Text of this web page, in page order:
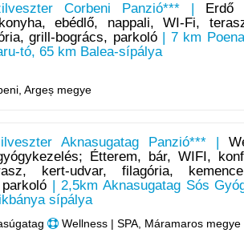
Corbeni Panzió*** |
Erdő
ebédlő, nappali, WI-Fi,
grill-bogrács, parkoló| 7 km
tó, 65 km Balea-sípálya
Argeș megye
Aknasugatag Panzió*** |
Étterem, bár, WIFI,
kert-udvar, filagória,
| 2,5km Aknasugatag Sós
sípálya
Wellness | SPA, Máramaros megye